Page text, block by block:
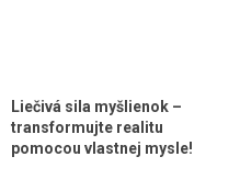
Liečivá sila myšlienok –
transformujte realitu
pomocou vlastnej mysle!